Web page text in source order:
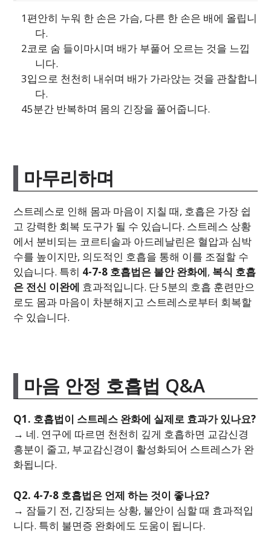
편안히 누워 한 손은 가슴, 다른 한 손은 배에 올립니
다.
코로 숨 들이마시며 배가 부풀어 오르는 것을 느낍
니다.
입으로 천천히 내쉬며 배가 가라앉는 것을 관찰합니
다.
5분간 반복하며 몸의 긴장을 풀어줍니다.
마무리하며
스트레스로 인해 몸과 마음이 지칠 때, 호흡은 가장 쉽
고 강력한 회복 도구가 될 수 있습니다. 스트레스 상황
에서 분비되는 코르티솔과 아드레날린은 혈압과 심박
수를 높이지만, 의도적인 호흡을 통해 이를 조절할 수
있습니다. 특히 4-7-8 호흡법은 불안 완화에, 복식 호흡
은 전신 이완에 효과적입니다. 단 5분의 호흡 훈련만으
로도 몸과 마음이 차분해지고 스트레스로부터 회복할
수 있습니다.
마음 안정 호흡법 Q&A
Q1. 호흡법이 스트레스 완화에 실제로 효과가 있나요?
→ 네. 연구에 따르면 천천히 깊게 호흡하면 교감신경
흥분이 줄고, 부교감신경이 활성화되어 스트레스가 완
화됩니다.
Q2. 4-7-8 호흡법은 언제 하는 것이 좋나요?
→ 잠들기 전, 긴장되는 상황, 불안이 심할 때 효과적입
니다. 특히 불면증 완화에도 도움이 됩니다.